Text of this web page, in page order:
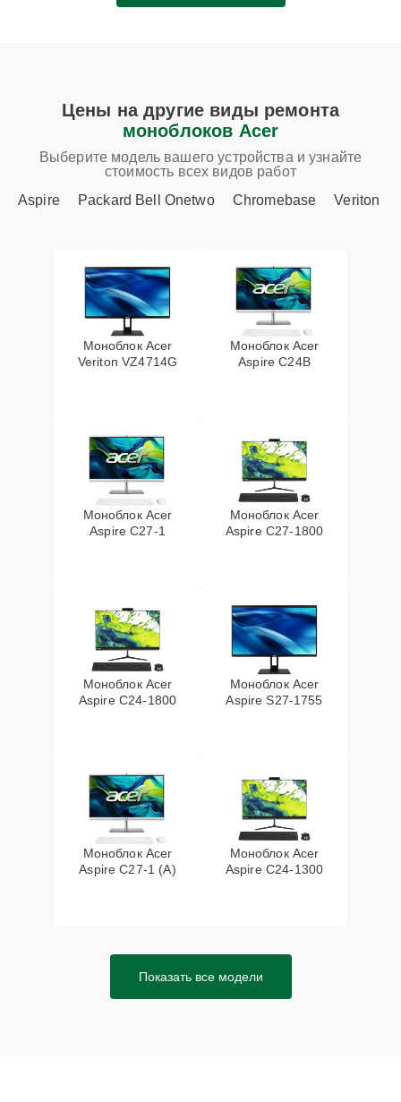
Цены на другие виды ремонта
моноблоков Acer
Выберите модель вашего устройства и узнайте
стоимость всех видов работ
Aspire
Packard Bell Onetwo Chromebase Veriton
Моноблок Acer
Veriton VZ4714G
Моноблок Acer
Aspire C24B
Моноблок Acer
Aspire C27-1
Моноблок Acer
Aspire C27-1800
Моноблок Acer
Aspire C24-1800
Моноблок Acer
Aspire S27-1755
Моноблок Acer
Aspire C27-1 (A)
Моноблок Acer
Aspire C24-1300
Показать все модели